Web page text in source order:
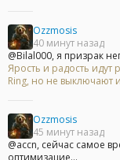
Ozzmosis
40 минут назад
@Bilal000, я призрак
Ярость и радость идут
Ring, но не выключают
Ozzmosis
45 минут назад
@accn, сейчас самое